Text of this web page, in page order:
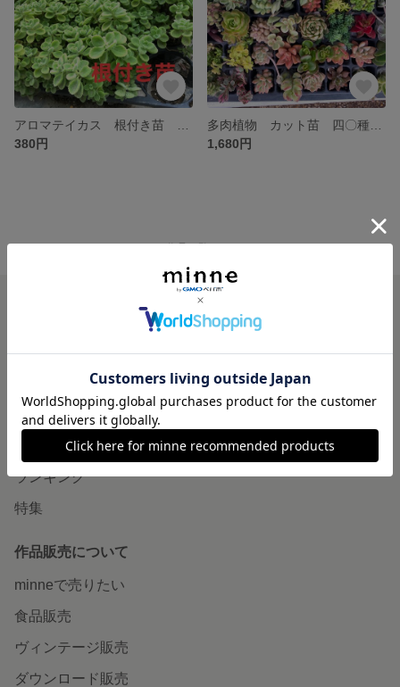
380円
1,680円
minne ホーム iyasinosono の作品一覧
minneについて
minneで買いたい
作品をさがす
ショップをさがす
ランキング
特集
作品販売について
minneで売りたい
食品販売
ヴィンテージ販売
ダウンロード販売